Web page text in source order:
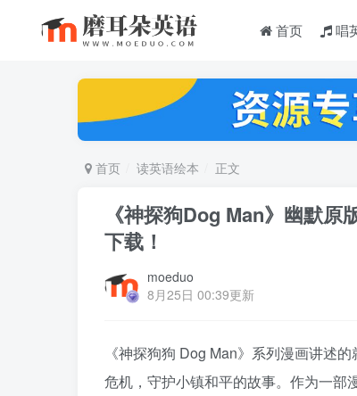
首页 唱
首页 读英语绘本 正文
《神探狗Dog Man》幽默
下载！
moeduo
8月25日 00:39更新
《神探狗狗 Dog Man》系列漫画讲述
危机，守护小镇和平的故事。作为一部